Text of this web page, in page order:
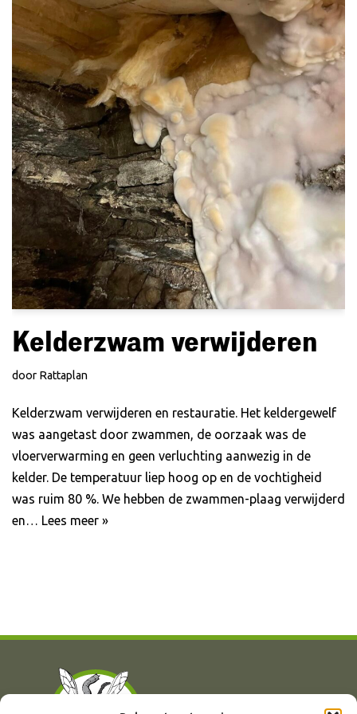
Kelderzwam verwijderen
door Rattaplan
Kelderzwam verwijderen en restauratie. Het keldergewelf
was aangetast door zwammen, de oorzaak was de
vloerverwarming en geen verluchting aanwezig in de
kelder. De temperatuur liep hoog op en de vochtigheid
was ruim 80 %. We hebben de zwammen-plaag verwijderd
en… Lees meer »